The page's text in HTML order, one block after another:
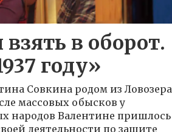
в оборот.
году»
Совкина родом из Ловозера
массовых обысков у
народов Валентине пришлось
деятельности по защите